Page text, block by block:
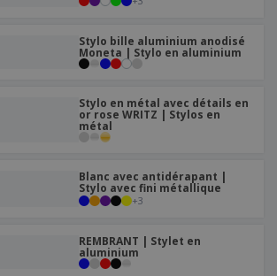
Stylo bille aluminium anodisé
Moneta | Stylo en aluminium
Stylo en métal avec détails en
or rose WRITZ | Stylos en
métal
Blanc avec antidérapant |
Stylo avec fini métallique
+3
REMBRANT | Stylet en
aluminium